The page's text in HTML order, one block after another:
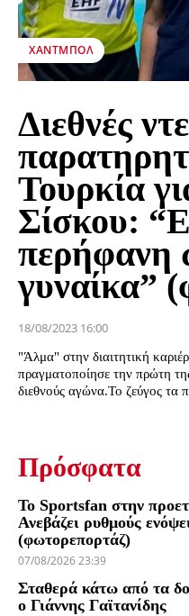
ΧΆΝΤΜΠΟΛ
Διεθνές
Τουρκία
Σίσκου:
περήφανη
γυναίκα”
18/08/2023 16:00
"Άλμα" στην διαιτητική
πραγματοποίησε την πρώτη
διεθνούς αγώνα.Το ζεύγος τα
Πρόσφατα
Το Sportsfan στην
Ανεβάζει ρυθμούς
(φωτορεπορτάζ)
07/08/2026 23:39
Σταθερά κάτω από τα
ο Γιάννης Γαϊτανίδης